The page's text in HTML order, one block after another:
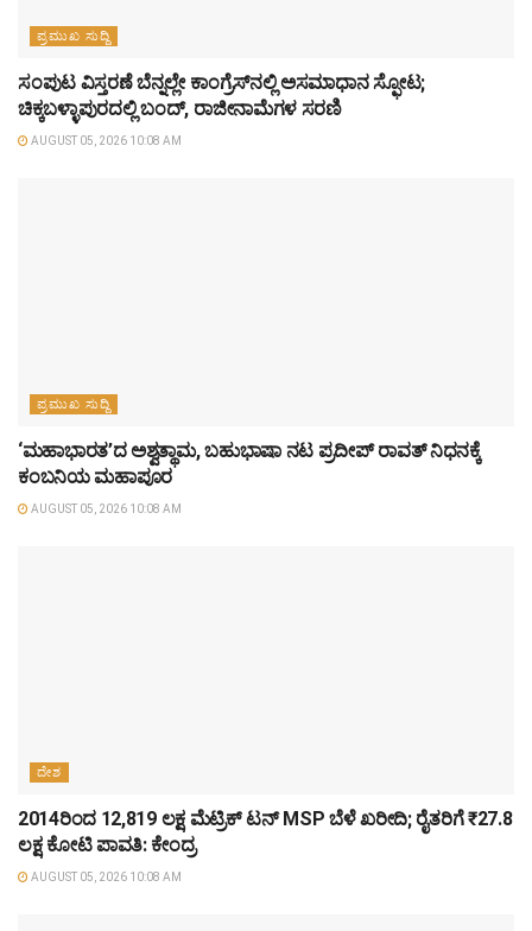
ಪ್ರಮುಖ ಸುದ್ದಿ
ಸಂಪುಟ ವಿಸ್ತರಣೆ ಬೆನ್ನಲ್ಲೇ ಕಾಂಗ್ರೆಸ್‌ನಲ್ಲಿ ಅಸಮಾಧಾನ ಸ್ಫೋಟ;
ಚಿಕ್ಕಬಳ್ಳಾಪುರದಲ್ಲಿ ಬಂದ್, ರಾಜೀನಾಮೆಗಳ ಸರಣಿ
AUGUST 05, 2026 10:08 AM
ಪ್ರಮುಖ ಸುದ್ದಿ
‘ಮಹಾಭಾರತ’ದ ಅಶ್ವತ್ಥಾಮ, ಬಹುಭಾಷಾ ನಟ ಪ್ರದೀಪ್ ರಾವತ್ ನಿಧನಕ್ಕೆ
ಕಂಬನಿಯ ಮಹಾಪೂರ
AUGUST 05, 2026 10:08 AM
ದೇಶ
2014ರಿಂದ 12,819 ಲಕ್ಷ ಮೆಟ್ರಿಕ್ ಟನ್ MSP ಬೆಳೆ ಖರೀದಿ; ರೈತರಿಗೆ ₹27.8
ಲಕ್ಷ ಕೋಟಿ ಪಾವತಿ: ಕೇಂದ್ರ
AUGUST 05, 2026 10:08 AM